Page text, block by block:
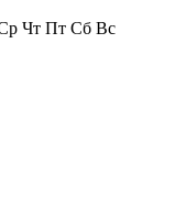
Чт Пт Сб Вс